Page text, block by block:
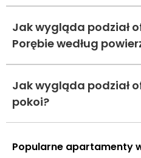
Jak wygląda podział
Porębie według
Jak wygląda podział
pokoi?
Popularne apartamenty